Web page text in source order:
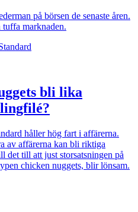
på börsen de senaste åren.
marknaden.
bli lika
håller hög fart i affärerna.
av affärerna kan bli riktiga
det till att just storsatsningen på
chicken nuggets, blir lönsam.